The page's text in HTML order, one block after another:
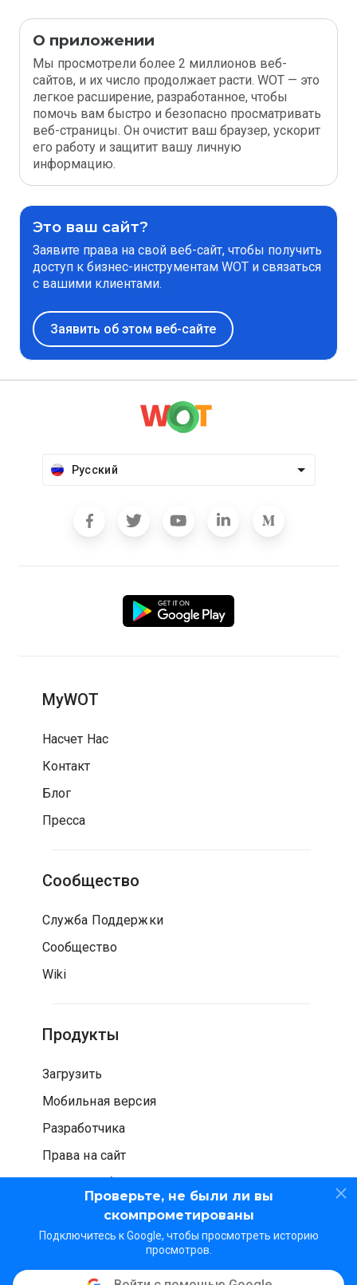
Проверьте, не были ли вы
скомпрометированы
Подключитесь к Google, чтобы просмотреть историю
просмотров.
О приложении
Мы просмотрели более 2 миллионов веб-
сайтов, и их число продолжает расти. WOT — это
легкое расширение, разработанное, чтобы
помочь вам быстро и безопасно просматривать
веб-страницы. Он очистит ваш браузер, ускорит
его работу и защитит вашу личную
информацию.
Это ваш сайт?
Заявите права на свой веб-сайт, чтобы получить
доступ к бизнес-инструментам WOT и связаться
с вашими клиентами.
Заявить об этом веб-сайте
Русский
MyWOT
Насчет Нас
Контакт
Блог
Пресса
Сообщество
Служба Поддержки
Сообщество
Wiki
Продукты
Загрузить
Мобильная версия
Разработчика
Права на сайт
Проверка безопасности